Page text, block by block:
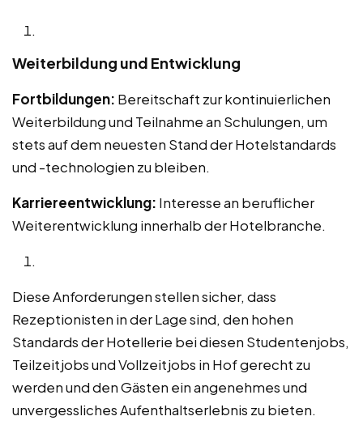
Weiterbildung und Entwicklung
Fortbildungen: Bereitschaft zur kontinuierlichen
Weiterbildung und Teilnahme an Schulungen, um
stets auf dem neuesten Stand der Hotelstandards
und -technologien zu bleiben.
Karriereentwicklung: Interesse an beruflicher
Weiterentwicklung innerhalb der Hotelbranche.
Diese Anforderungen stellen sicher, dass
Rezeptionisten in der Lage sind, den hohen
Standards der Hotellerie bei diesen Studentenjobs,
Teilzeitjobs und Vollzeitjobs in Hof gerecht zu
werden und den Gästen ein angenehmes und
unvergessliches Aufenthaltserlebnis zu bieten.